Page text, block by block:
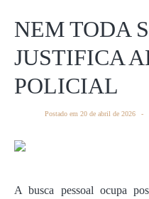
NEM TODA
JUSTIFICA
POLICIAL
Postado em 20 de abril de 2026
A busca pessoal ocupa